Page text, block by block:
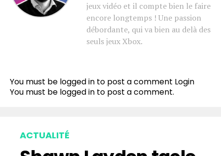
jeux vidéo et il compte bien le faire
encore longtemps ! Une passion
débordante, qui va bien au delà des
seuls jeux Xbox.
You must be logged in to post a comment Login
You must be logged in to post a comment.
ACTUALITÉ
Pinterest